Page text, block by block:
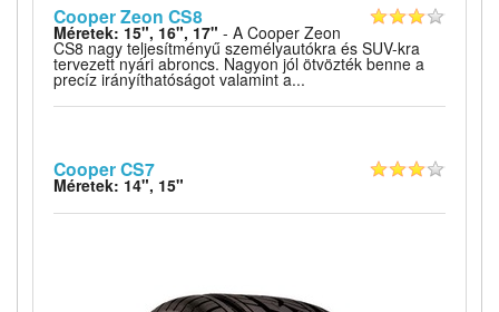
Cooper Zeon CS8
Méretek: 15", 16", 17" - A Cooper Zeon
CS8 nagy teljesítményű személyautókra és SUV-kra
tervezett nyári abroncs. Nagyon jól ötvözték benne a
precíz irányíthatóságot valamint a...
Cooper CS7
Méretek: 14", 15"